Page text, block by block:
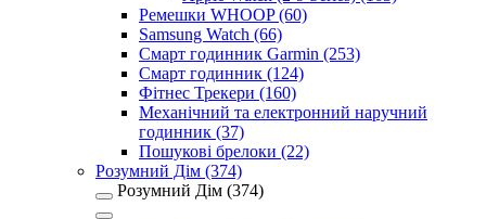
Ремешки WHOOP (60)
Samsung Watch (66)
Смарт годинник Garmin (253)
Смарт годинник (124)
Фітнес Трекери (160)
Механічний та електронний наручний
годинник (37)
Пошукові брелоки (22)
Розумний Дім (374)
Розумний Дім (374)